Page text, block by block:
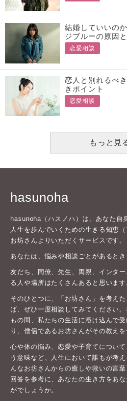
結婚していいの
ジブルーの原因
恋愛相談
恋人と別れるべ
きポイント
恋愛相談
もっと見
hasunoha
hasunoha（ハスノハ）は、あなた自
人生を歩んでいくための生きる知恵
お坊さんよりいただくサービスです。
あなたは、悩みや相談ごとがあると
友だち、同僚、先生、両親、インタ
る人や場所はたくさんあると思います
そのひとつに、「お坊さん」を考え
ば、ぜひ一度相談してみてください
もの間、私たちの生活に溶け込んで
り、僧侶であるお坊さんがその教えを
心や体の悩み、恋愛や子育てについ
う意味など、人生において誰もが考
んなお坊さんからの癒しや救いの言
回答を参考に、あなたの生き方をあ
がでしょうか。